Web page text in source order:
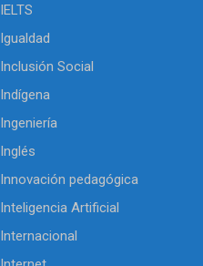
IELTS
Igualdad
Inclusión Social
Indígena
Ingeniería
Inglés
Innovación pedagógica
Inteligencia Artificial
Internacional